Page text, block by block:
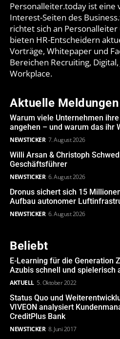
Personalleiter.today ist eine
Interest-Seiten des
richtet sich an
bieten HR-Entscheidern
Vorträge, Whitepaper und
Bereichen Recruiting,
Workplace.
Aktuelle Meldungen
Warum viele Unternehmen
angehen – und warum das ihr
NEWSTICKER 7. August 2026
Willi Arsan & Christoph
Geschäftsführer
NEWSTICKER 6. August 2026
Dronus sichert sich 15
Aufbau autonomer
NEWSTICKER 6. August 2026
Beliebt
E-Learning für die Generation
Azubis schnell und spielerisch
AKTUELL 5. Oktober 2022
Status Quo und
VIVEON analysiert
CreditPlus Bank
NEWSTICKER 8. Juni 2017